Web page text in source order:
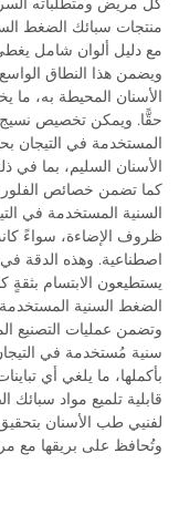
منتجات سبائك الضغط
مع دليل ألوان شامل يغطي
ويضمن هذا النطاق
الأسنان المحيطة به، ما
حقًّا. ويمكن تخصيص نسيج
المستخدمة في التيجان
الأسنان السليم، بما في
كما تضمن خصائص
السنية المستخدمة في
ظروف الإضاءة، سواءً
اصطناعية. وهذه الدقة
يستطيعون الابتسام
الضغط السنية
وتضمن عمليات التصنيع
سنية مُستخدمة في
بأكملها، ما يلغي أي
قابلية تلميع مواد
لفنيي طب الأسنان
وتُحافظ على بريقها مع